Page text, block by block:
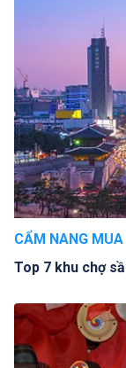
CẨM NANG
Top 7 khu chợ